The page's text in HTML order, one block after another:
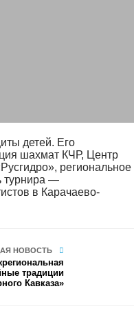
детей. Его
шахмат КЧР, Центр
региональное
турнира —
в Карачаево-
НОВОСТЬ
традиции
Кавказа»